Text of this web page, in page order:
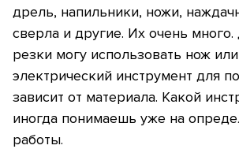
дрель, напильники, ножи,
сверла и другие. Их очень
резки могу использовать нож или
электрический инструмент для
зависит от материала. Какой
иногда понимаешь уже на
работы.